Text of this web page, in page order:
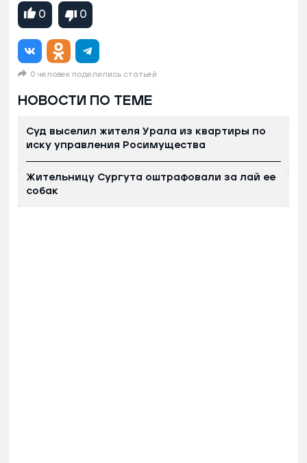
0 0
0 человек поделились статьей
НОВОСТИ ПО ТЕМЕ
Суд выселил жителя Урала из квартиры по
иску управления Росимущества
Жительницу Сургута оштрафовали за лай ее
собак